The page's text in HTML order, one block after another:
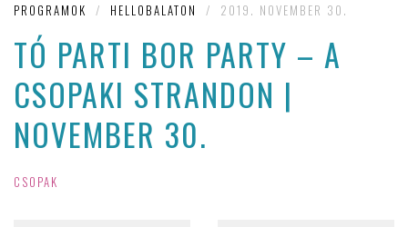
PROGRAMOK / HELLOBALATON / 2019. NOVEMBER 30.
TÓ PARTI BOR PARTY – A
CSOPAKI STRANDON |
NOVEMBER 30.
CSOPAK